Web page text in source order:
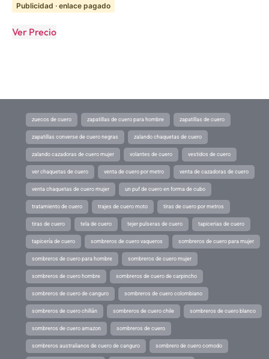
Publicidad · enlace pagado
Ver Precio
zuecos de cuero zapatillas de cuero para hombre zapatillas de cuero
zapatillas converse de cuero negras zalando chaquetas de cuero
zalando cazadoras de cuero mujer volantes de cuero vestidos de cuero
ver chaquetas de cuero venta de cuero por metro venta de cazadoras de cuero
venta chaquetas de cuero mujer un puf de cuero en forma de cubo
tratamiento de cuero trajes de cuero moto tiras de cuero por metros
tiras de cuero tela de cuero tejer pulseras de cuero tapicerias de cuero
tapicería de cuero sombreros de cuero vaqueros sombreros de cuero para mujer
sombreros de cuero para hombre sombreros de cuero mujer
sombreros de cuero hombre sombreros de cuero de carpincho
sombreros de cuero de canguro sombreros de cuero colombiano
sombreros de cuero chillán sombreros de cuero chile sombreros de cuero blanco
sombreros de cuero amazon sombreros de cuero
sombreros australianos de cuero de canguro sombrero de cuero comodo